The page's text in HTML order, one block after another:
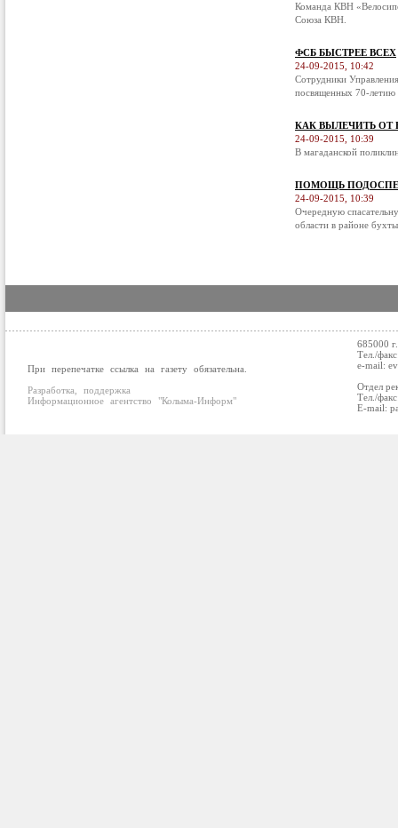
Команда КВН
Союза КВН.
ФСБ БЫСТРЕЕ ВСЕХ
24-09-2015, 10:42
Сотрудники
посвященных 70-летию
КАК ВЫЛЕЧИТЬ ОТ
24-09-2015, 10:39
В магаданской
ПОМОЩЬ
24-09-2015, 10:39
Очередную
области в районе
При перепечатке ссылка на газету обязательна.
Разработка, поддержка
Информационное агентство "Колыма-Информ"
685000
Тел./
e-mail:
Отдел
Тел./
E-mail: